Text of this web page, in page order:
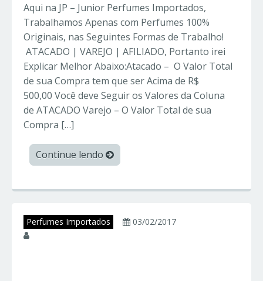
Aqui na JP – Junior Perfumes Importados,
Trabalhamos Apenas com Perfumes 100%
Originais, nas Seguintes Formas de Trabalho!
ATACADO | VAREJO | AFILIADO, Portanto irei
Explicar Melhor Abaixo:Atacado – O Valor Total
de sua Compra tem que ser Acima de R$
500,00 Você deve Seguir os Valores da Coluna
de ATACADO Varejo – O Valor Total de sua
Compra […]
Continue lendo
Perfumes Importados
03/02/2017